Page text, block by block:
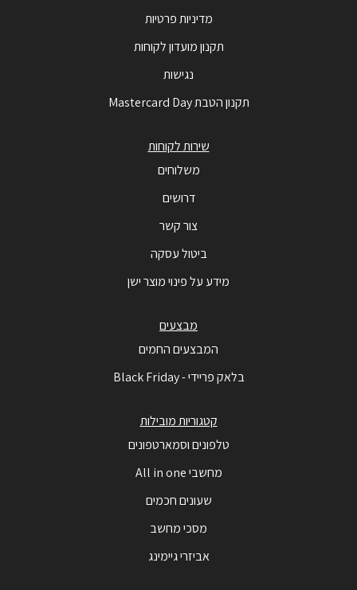
מדיניות פרטיות
תקנון מועדון לקוחות
נגישות
תקנון הטבת Mastercard Day
שירות לקוחות
משלוחים
דרושים
צור קשר
ביטול עסקה
מידע על פינוי מוצר ישן
מבצעים
המבצעים החמים
בלאק פריידי - Black Friday
קטגוריות מובילות
טלפונים וסמארטפונים
מחשבי All in one
שעונים חכמים
מסכי מחשב
אביזרי גיימינג